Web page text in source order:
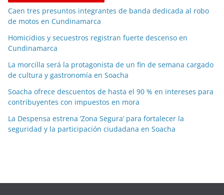
Caen tres presuntos integrantes de banda dedicada al robo
de motos en Cundinamarca
Homicidios y secuestros registran fuerte descenso en
Cundinamarca
La morcilla será la protagonista de un fin de semana cargado
de cultura y gastronomía en Soacha
Soacha ofrece descuentos de hasta el 90 % en intereses para
contribuyentes con impuestos en mora
La Despensa estrena ‘Zona Segura’ para fortalecer la
seguridad y la participación ciudadana en Soacha